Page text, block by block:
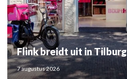
Flink breidt uit in Tilburg
7 augustus 2026